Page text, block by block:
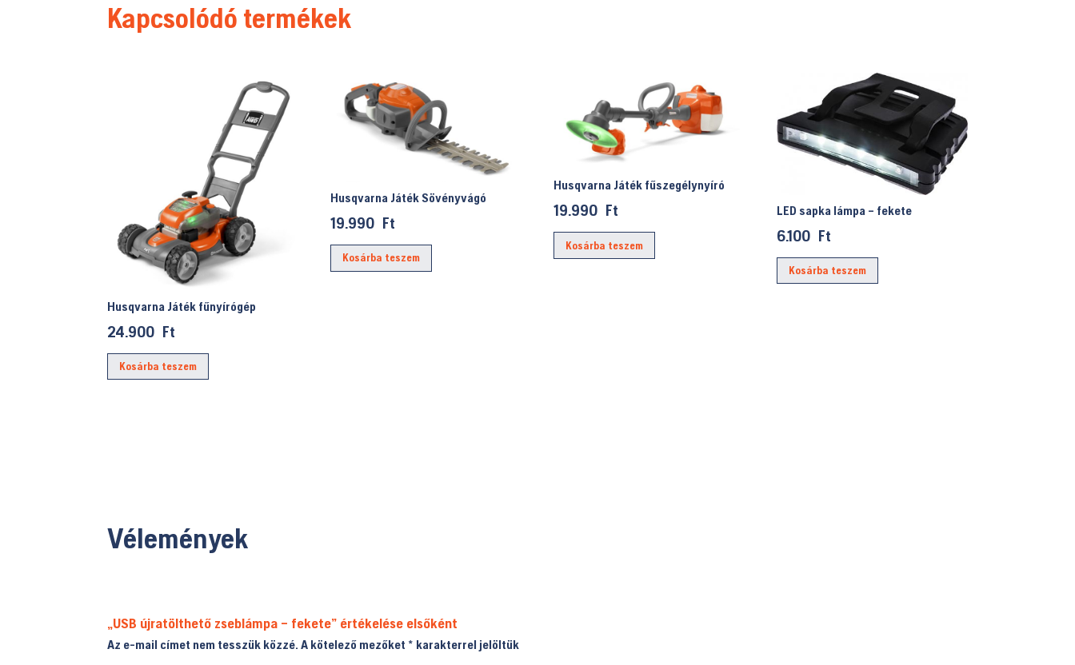
Kapcsolódó termékek
Husqvarna Játék fűnyírógép
24.900 Ft
Kosárba teszem
Husqvarna Játék Sövényvágó
19.990 Ft
Kosárba teszem
Husqvarna Játék fűszegélynyíró
19.990 Ft
Kosárba teszem
LED sapka lámpa – fekete
6.100 Ft
Kosárba teszem
Vélemények
„USB újratölthető zseblámpa – fekete” értékelése elsőként
Az e-mail címet nem tesszük közzé. A kötelező mezőket * karakterrel jelöltük